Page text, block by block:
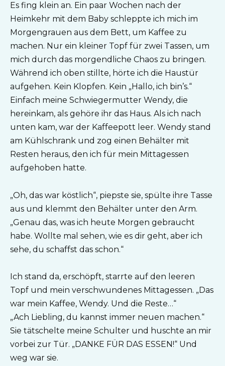
Es fing klein an. Ein paar Wochen nach der
Heimkehr mit dem Baby schleppte ich mich im
Morgengrauen aus dem Bett, um Kaffee zu
machen. Nur ein kleiner Topf für zwei Tassen, um
mich durch das morgendliche Chaos zu bringen.
Während ich oben stillte, hörte ich die Haustür
aufgehen. Kein Klopfen. Kein „Hallo, ich bin’s.“
Einfach meine Schwiegermutter Wendy, die
hereinkam, als gehöre ihr das Haus. Als ich nach
unten kam, war der Kaffeepott leer. Wendy stand
am Kühlschrank und zog einen Behälter mit
Resten heraus, den ich für mein Mittagessen
aufgehoben hatte.
„Oh, das war köstlich“, piepste sie, spülte ihre Tasse
aus und klemmt den Behälter unter den Arm.
„Genau das, was ich heute Morgen gebraucht
habe. Wollte mal sehen, wie es dir geht, aber ich
sehe, du schaffst das schon.“
Ich stand da, erschöpft, starrte auf den leeren
Topf und mein verschwundenes Mittagessen. „Das
war mein Kaffee, Wendy. Und die Reste…“
„Ach Liebling, du kannst immer neuen machen.“
Sie tätschelte meine Schulter und huschte an mir
vorbei zur Tür. „DANKE FÜR DAS ESSEN!“ Und
weg war sie.